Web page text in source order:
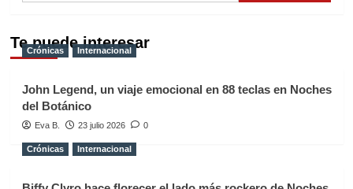
Te puede interesar
Crónicas Internacional
John Legend, un viaje emocional en 88 teclas en Noches
del Botánico
Eva B. 23 julio 2026 0
Crónicas Internacional